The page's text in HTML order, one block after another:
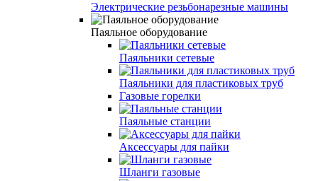
Электрические резьбонарезные машины
Паяльное оборудование
Паяльники сетевые
Паяльники для пластиковых труб
Газовые горелки
Паяльные станции
Аксессуары для пайки
Шланги газовые